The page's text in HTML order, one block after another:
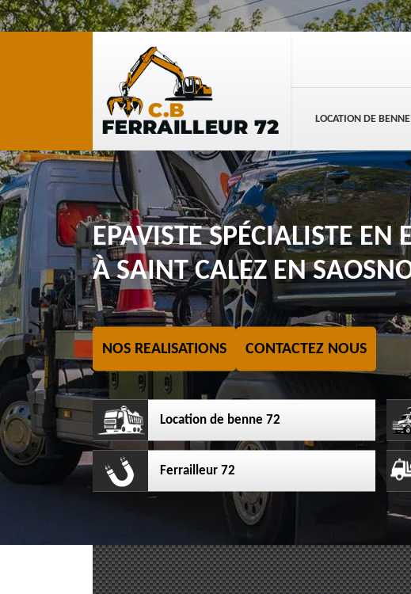
LOCATION DE
EPAVISTE SPÉCIALISTE EN
À SAINT CALEZ EN
NOS REALISATIONS CONTACTEZ NOUS
Location de benne 72
Ferrailleur 72